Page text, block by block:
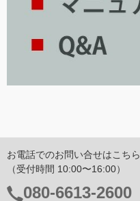
お電話でのお問い合せはこちら
（受付時間 10:00〜16:00）
電
080-6613-2600